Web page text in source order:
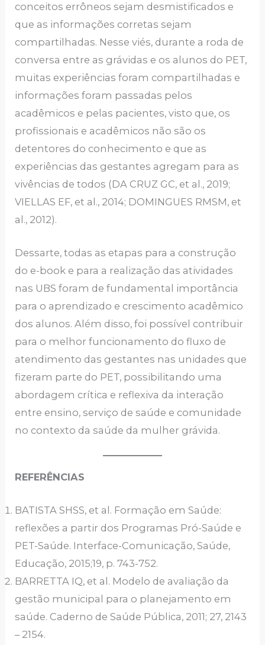
conceitos errôneos sejam desmistificados e
que as informações corretas sejam
compartilhadas. Nesse viés, durante a roda de
conversa entre as grávidas e os alunos do PET,
muitas experiências foram compartilhadas e
informações foram passadas pelos
acadêmicos e pelas pacientes, visto que, os
profissionais e acadêmicos não são os
detentores do conhecimento e que as
experiências das gestantes agregam para as
vivências de todos (DA CRUZ GC, et al., 2019;
VIELLAS EF, et al., 2014; DOMINGUES RMSM, et
al., 2012).
Dessarte, todas as etapas para a construção
do e-book e para a realização das atividades
nas UBS foram de fundamental importância
para o aprendizado e crescimento acadêmico
dos alunos. Além disso, foi possível contribuir
para o melhor funcionamento do fluxo de
atendimento das gestantes nas unidades que
fizeram parte do PET, possibilitando uma
abordagem crítica e reflexiva da interação
entre ensino, serviço de saúde e comunidade
no contexto da saúde da mulher grávida.
REFERÊNCIAS
BATISTA SHSS, et al. Formação em Saúde:
reflexões a partir dos Programas Pró-Saúde e
PET-Saúde. Interface-Comunicação, Saúde,
Educação, 2015;19, p. 743-752.
BARRETTA IQ, et al. Modelo de avaliação da
gestão municipal para o planejamento em
saúde. Caderno de Saúde Pública, 2011; 27, 2143
– 2154.